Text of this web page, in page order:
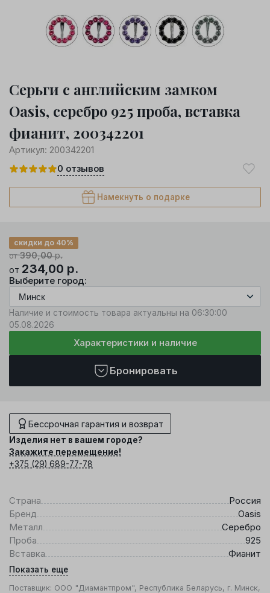
Серьги с английским замком
Oasis, серебро 925 проба, вставка
фианит, 200342201
Артикул: 200342201
0 отзывов
Намекнуть о подарке
от390,00р.
скидки до 40%
от 234,00 р.
Выберите город:
Наличие и стоимость товара актуальны на 06:30:00
05.08.2026
Характеристики и наличие
Бронировать
Бессрочная гарантия и возврат
Изделия нет в вашем городе?
Закажите перемещение!
+375 (29) 689-77-78
Страна
Россия
Бренд
Oasis
Металл
Серебро
Проба
925
Вставка
Фианит
Показать еще
Поставщик: ООО "Диамантпром", Республика Беларусь, г. Минск,